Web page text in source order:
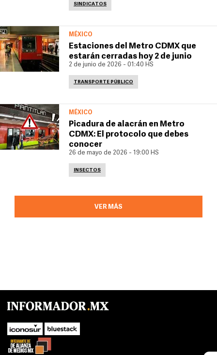
SINDICATOS
MÉXICO
Estaciones del Metro CDMX que
estarán cerradas hoy 2 de junio
2 de junio de 2026 - 01:40 HS
TRANSPORTE PÚBLICO
MÉXICO
Picadura de alacrán en Metro
CDMX: El protocolo que debes
conocer
26 de mayo de 2026 - 19:00 HS
INSECTOS
VER MÁS